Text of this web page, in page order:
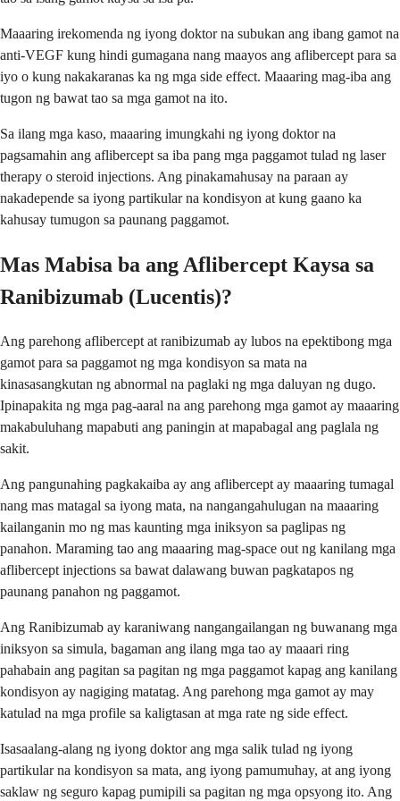
Maaaring irekomenda ng iyong doktor na subukan ang ibang gamot na
anti-VEGF kung hindi gumagana nang maayos ang aflibercept para sa
iyo o kung nakakaranas ka ng mga side effect. Maaaring mag-iba ang
tugon ng bawat tao sa mga gamot na ito.
Sa ilang mga kaso, maaaring imungkahi ng iyong doktor na
pagsamahin ang aflibercept sa iba pang mga paggamot tulad ng laser
therapy o steroid injections. Ang pinakamahusay na paraan ay
nakadepende sa iyong partikular na kondisyon at kung gaano ka
kahusay tumugon sa paunang paggamot.
Mas Mabisa ba ang Aflibercept Kaysa sa
Ranibizumab (Lucentis)?
Ang parehong aflibercept at ranibizumab ay lubos na epektibong mga
gamot para sa paggamot ng mga kondisyon sa mata na
kinasasangkutan ng abnormal na paglaki ng mga daluyan ng dugo.
Ipinapakita ng mga pag-aaral na ang parehong mga gamot ay maaaring
makabuluhang mapabuti ang paningin at mapabagal ang paglala ng
sakit.
Ang pangunahing pagkakaiba ay ang aflibercept ay maaaring tumagal
nang mas matagal sa iyong mata, na nangangahulugan na maaaring
kailanganin mo ng mas kaunting mga iniksyon sa paglipas ng
panahon. Maraming tao ang maaaring mag-space out ng kanilang mga
aflibercept injections sa bawat dalawang buwan pagkatapos ng
paunang panahon ng paggamot.
Ang Ranibizumab ay karaniwang nangangailangan ng buwanang mga
iniksyon sa simula, bagaman ang ilang mga tao ay maaari ring
pahabain ang pagitan sa pagitan ng mga paggamot kapag ang kanilang
kondisyon ay nagiging matatag. Ang parehong mga gamot ay may
katulad na mga profile sa kaligtasan at mga rate ng side effect.
Isasaalang-alang ng iyong doktor ang mga salik tulad ng iyong
partikular na kondisyon sa mata, ang iyong pamumuhay, at ang iyong
saklaw ng seguro kapag pumipili sa pagitan ng mga opsyong ito. Ang